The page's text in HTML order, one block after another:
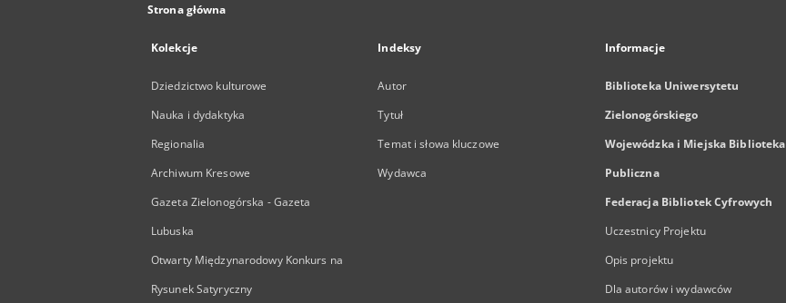
Strona główna
Kolekcje
Dziedzictwo kulturowe
Nauka i dydaktyka
Regionalia
Archiwum Kresowe
Gazeta Zielonogórska - Gazeta
Lubuska
Otwarty Międzynarodowy Konkurs na
Rysunek Satyryczny
Indeksy
Autor
Tytuł
Temat i słowa kluczowe
Wydawca
Informacje
Biblioteka Uniwersytetu
Zielonogórskiego
Wojewódzka i Miejska Biblioteka
Publiczna
Federacja Bibliotek Cyfrowych
Uczestnicy Projektu
Opis projektu
Dla autorów i wydawców